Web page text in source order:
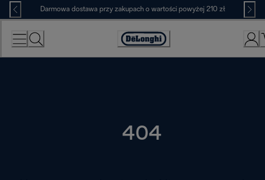
Skip
to
Content
Darmowa dostawa przy zakupach o wartości powyżej 210 zł
Deklaracja
dostępności
404